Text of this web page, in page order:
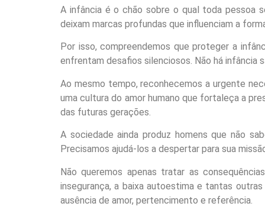
A infância é o chão sobre o qual toda pessoa
deixam marcas profundas que influenciam a
Por isso, compreendemos que proteger a
enfrentam desafios silenciosos. Não há infância
Ao mesmo tempo, reconhecemos a urgente
uma cultura do amor humano que fortaleça a
das futuras gerações.
A sociedade ainda produz homens que não
Precisamos ajudá-los a despertar para sua
Não queremos apenas tratar as
insegurança, a baixa autoestima e tantas
ausência de amor, pertencimento e referência.